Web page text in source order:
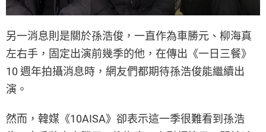
另一消息則是關於孫浩俊，一直作為車勝元、柳海真
左右手，固定出演前幾季的他，在傳出《一日三餐》
10 週年拍攝消息時，網友們都期待孫浩俊能繼續出
演。
然而，韓媒《10AISA》卻表示這一季很難看到孫浩